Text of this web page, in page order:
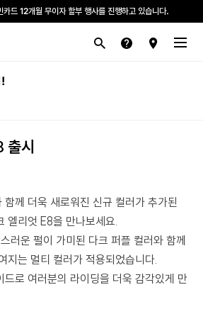
피해지원금을 사용할 수 있습니다.
드 12개월 무이자 할부 행사를 진행하고 있습니다.
시
께 더욱 새로워진 신규 컬러가 추가된
엘리엇 E8을 만나보세요.
러운 펄이 가미된 다크 퍼플 컬러와 함께
지는 멀티 컬러가 적용되었습니다.
드로 여러분의 라이딩을 더욱 감각있게 만